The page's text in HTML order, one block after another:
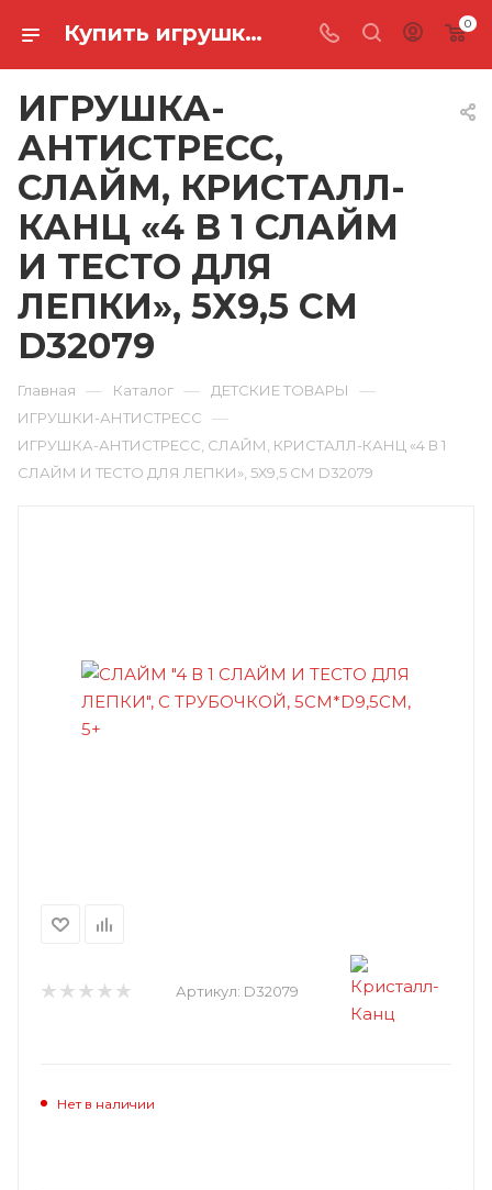
Купить игрушка-антистресс, слайм, кристалл-канц «4 в 1 слайм и тесто для лепки», 5х9,5 см D32079 в Ростове-на-Дону 0
ИГРУШКА-
АНТИСТРЕСС,
СЛАЙМ, КРИСТАЛЛ-
КАНЦ «4 В 1 СЛАЙМ
И ТЕСТО ДЛЯ
ЛЕПКИ», 5Х9,5 СМ
D32079
Главная — Каталог — ДЕТСКИЕ ТОВАРЫ —
ИГРУШКИ-АНТИСТРЕСС —
ИГРУШКА-АНТИСТРЕСС, СЛАЙМ, КРИСТАЛЛ-КАНЦ «4 В 1
СЛАЙМ И ТЕСТО ДЛЯ ЛЕПКИ», 5Х9,5 СМ D32079
Артикул: D32079
Нет в наличии